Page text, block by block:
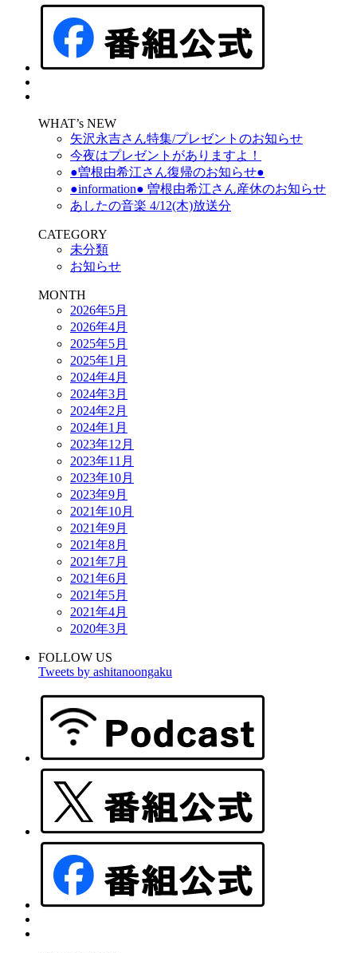
WHAT’s NEW
矢沢永吉さん特集/プレゼントのお知らせ
今夜はプレゼントがありますよ！
●曽根由希江さん復帰のお知らせ●
●information● 曽根由希江さん産休のお知らせ
あしたの音楽 4/12(木)放送分
CATEGORY
未分類
お知らせ
MONTH
2026年5月
2026年4月
2025年5月
2025年1月
2024年4月
2024年3月
2024年2月
2024年1月
2023年12月
2023年11月
2023年10月
2023年9月
2021年10月
2021年9月
2021年8月
2021年7月
2021年6月
2021年5月
2021年4月
2020年3月
FOLLOW US
Tweets by ashitanoongaku